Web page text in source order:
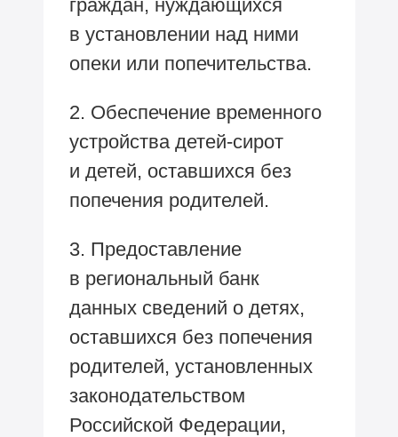
граждан, нуждающихся
в установлении над ними
опеки или попечительства.
2. Обеспечение временного
устройства детей-сирот
и детей, оставшихся без
попечения родителей.
3. Предоставление
в региональный банк
данных сведений о детях,
оставшихся без попечения
родителей, установленных
законодательством
Российской Федерации,